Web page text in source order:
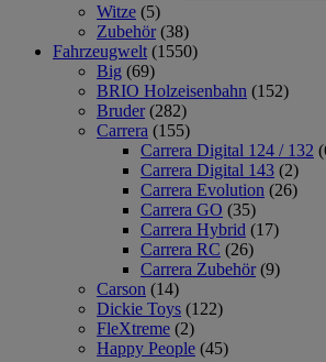
Witze (5)
Zubehör (38)
Fahrzeugwelt (1550)
Big (69)
BRIO Holzeisenbahn (152)
Bruder (282)
Carrera (155)
Carrera Digital 124 / 132
Carrera Digital 143 (2)
Carrera Evolution (26)
Carrera GO (35)
Carrera Hybrid (17)
Carrera RC (26)
Carrera Zubehör (9)
Carson (14)
Dickie Toys (122)
FleXtreme (2)
Happy People (45)